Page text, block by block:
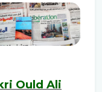
Ould Ali